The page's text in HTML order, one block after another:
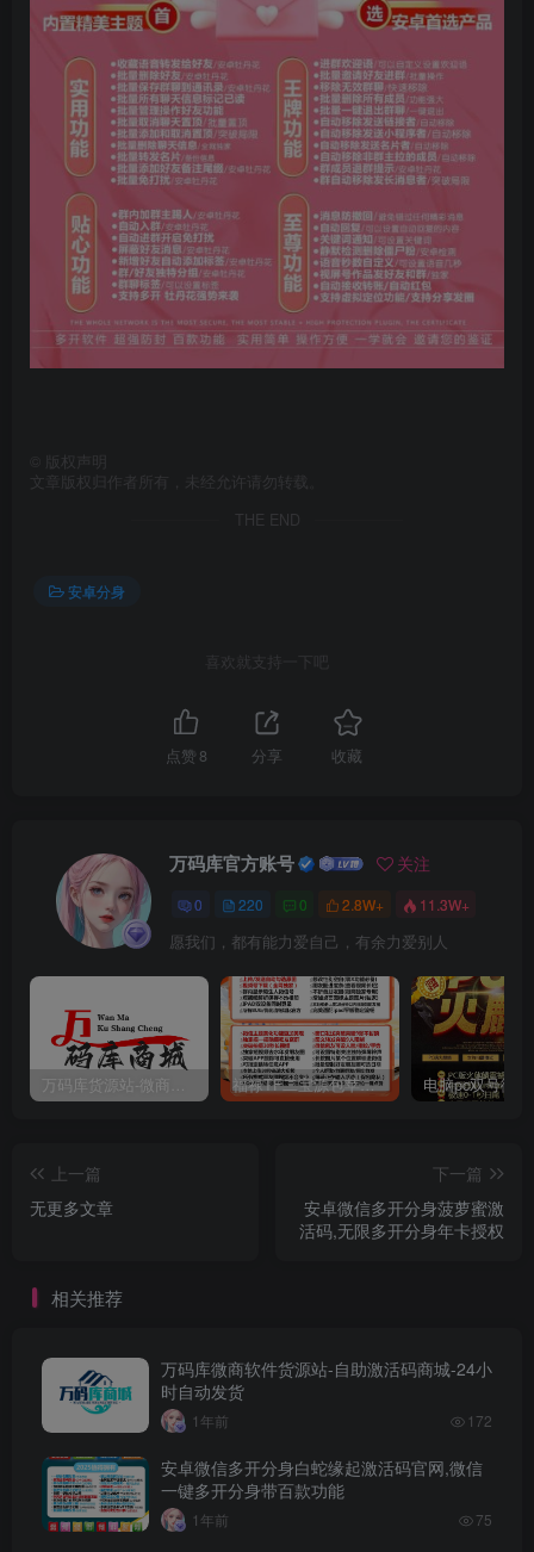
版权声明
文章版权归作者所有，未经允许请勿转载。
THE END
安卓分身
喜欢就支持一下吧
点赞 8 分享 收藏
万码库官方账号 关注
0 220 0 2.8W+ 11.3W+
愿我们，都有能力爱自己，有余力爱别人
万码库货源站-微商软件激活码商城-苹果安卓微信多开分身 福禄TF二宝源包苹果微信多开分身官网,带百款功能正版福禄授权
上一篇
无更多文章
下一篇
安卓微信多开分身菠萝蜜激
活码,无限多开分身年卡授权
相关推荐
万码库微商软件货源站-自助激活码商城-24小
时自动发货
1年前 172
安卓微信多开分身白蛇缘起激活码官网,微信
一键多开分身带百款功能
1年前 75